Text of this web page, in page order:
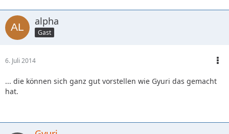
alpha
Gast
6. Juli 2014
... die können sich ganz gut vorstellen wie Gyuri das gemacht
hat.